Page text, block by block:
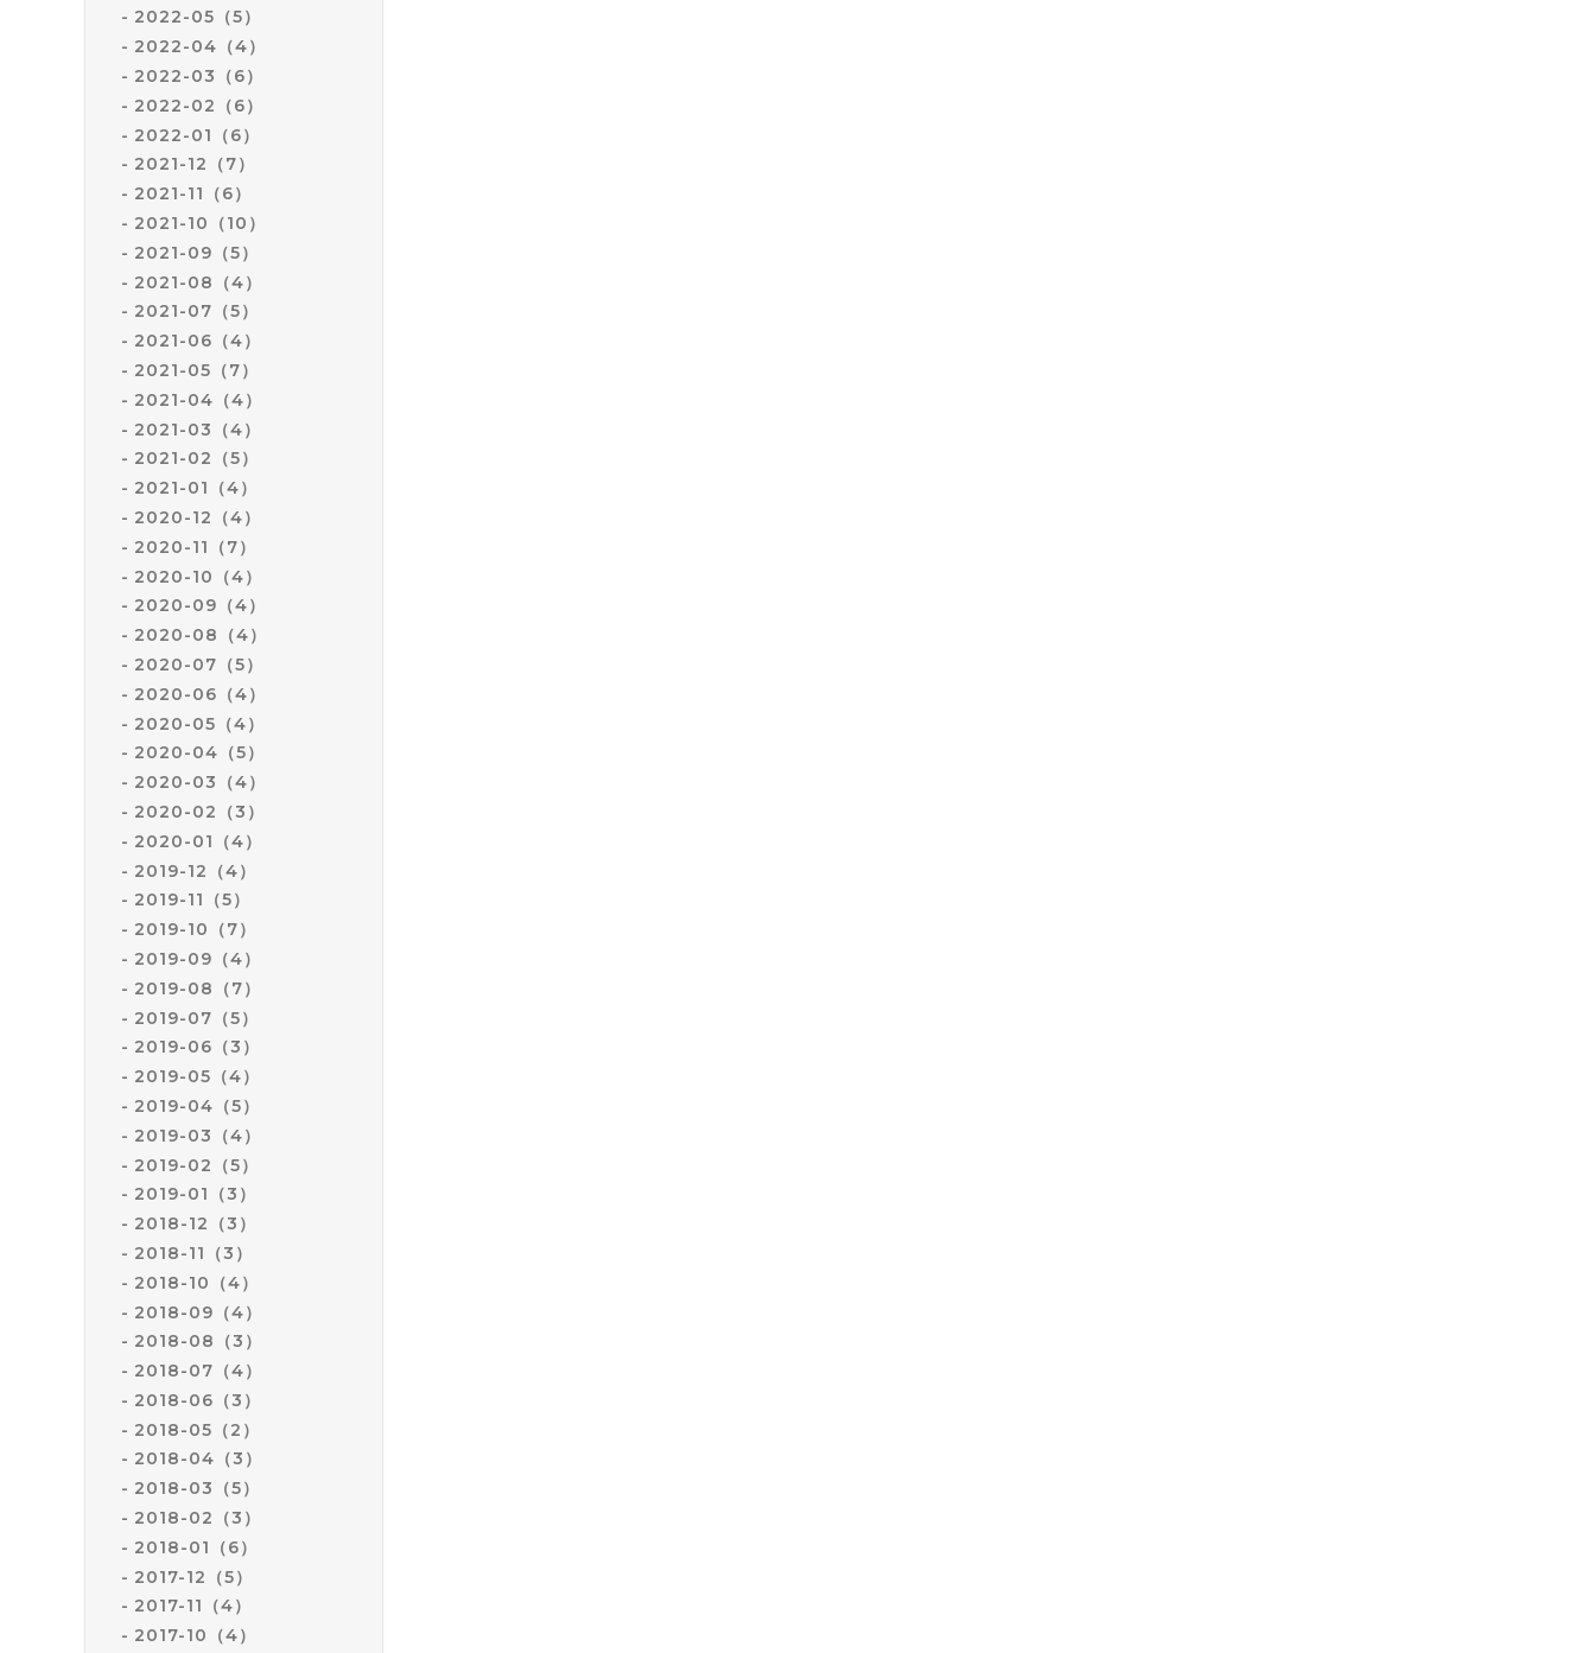
2022-05（5）
2022-04（4）
2022-03（6）
2022-02（6）
2022-01（6）
2021-12（7）
2021-11（6）
2021-10（10）
2021-09（5）
2021-08（4）
2021-07（5）
2021-06（4）
2021-05（7）
2021-04（4）
2021-03（4）
2021-02（5）
2021-01（4）
2020-12（4）
2020-11（7）
2020-10（4）
2020-09（4）
2020-08（4）
2020-07（5）
2020-06（4）
2020-05（4）
2020-04（5）
2020-03（4）
2020-02（3）
2020-01（4）
2019-12（4）
2019-11（5）
2019-10（7）
2019-09（4）
2019-08（7）
2019-07（5）
2019-06（3）
2019-05（4）
2019-04（5）
2019-03（4）
2019-02（5）
2019-01（3）
2018-12（3）
2018-11（3）
2018-10（4）
2018-09（4）
2018-08（3）
2018-07（4）
2018-06（3）
2018-05（2）
2018-04（3）
2018-03（5）
2018-02（3）
2018-01（6）
2017-12（5）
2017-11（4）
2017-10（4）